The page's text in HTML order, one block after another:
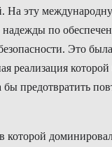
На эту
надежды по
Это
реализация которой
предотвратить
которой